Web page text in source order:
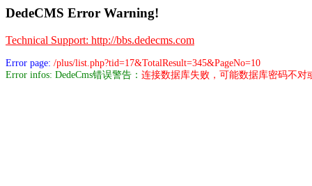
DedeCMS Error Warning!
Technical Support: http://bbs.dedecms.com
Error page: /plus/list.php?tid=17&TotalResult=345&PageNo=10
Error infos: DedeCms错误警告： 连接数据库失败，可能数据库密码不对